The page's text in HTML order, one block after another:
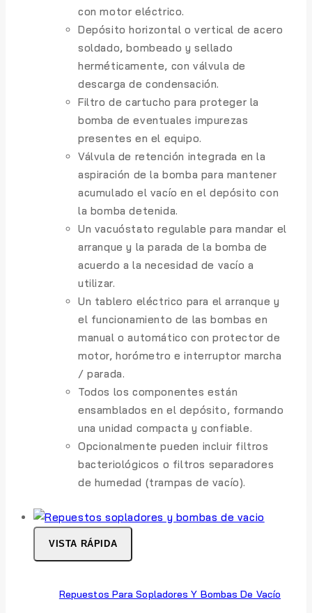
con motor eléctrico.
Depósito horizontal o vertical de acero
soldado, bombeado y sellado
herméticamente, con válvula de
descarga de condensación.
Filtro de cartucho para proteger la
bomba de eventuales impurezas
presentes en el equipo.
Válvula de retención integrada en la
aspiración de la bomba para mantener
acumulado el vacío en el depósito con
la bomba detenida.
Un vacuóstato regulable para mandar el
arranque y la parada de la bomba de
acuerdo a la necesidad de vacío a
utilizar.
Un tablero eléctrico para el arranque y
el funcionamiento de las bombas en
manual o automático con protector de
motor, horómetro e interruptor marcha
/ parada.
Todos los componentes están
ensamblados en el depósito, formando
una unidad compacta y confiable.
Opcionalmente pueden incluir filtros
bacteriológicos o filtros separadores
de humedad (trampas de vacío).
VISTA RÁPIDA
Repuestos Para Sopladores Y Bombas De Vacío